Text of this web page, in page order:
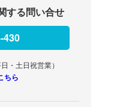
する問い合せ
430
・土日祝営業）
ちら